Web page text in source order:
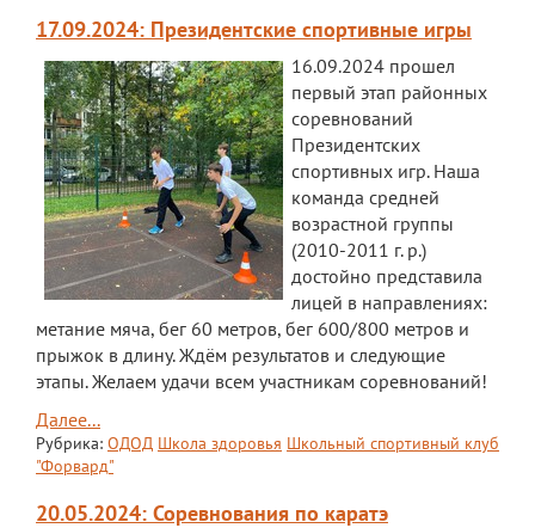
17.09.2024: Президентские спортивные игры
16.09.2024 прошел
первый этап районных
соревнований
Президентских
спортивных игр. Наша
команда средней
возрастной группы
(2010-2011 г. р.)
достойно представила
лицей в направлениях:
метание мяча, бег 60 метров, бег 600/800 метров и
прыжок в длину. Ждём результатов и следующие
этапы. Желаем удачи всем участникам соревнований!
Далее...
Рубрика: ОДОД Школа здоровья Школьный спортивный клуб
"Форвард"
20.05.2024: Соревнования по каратэ